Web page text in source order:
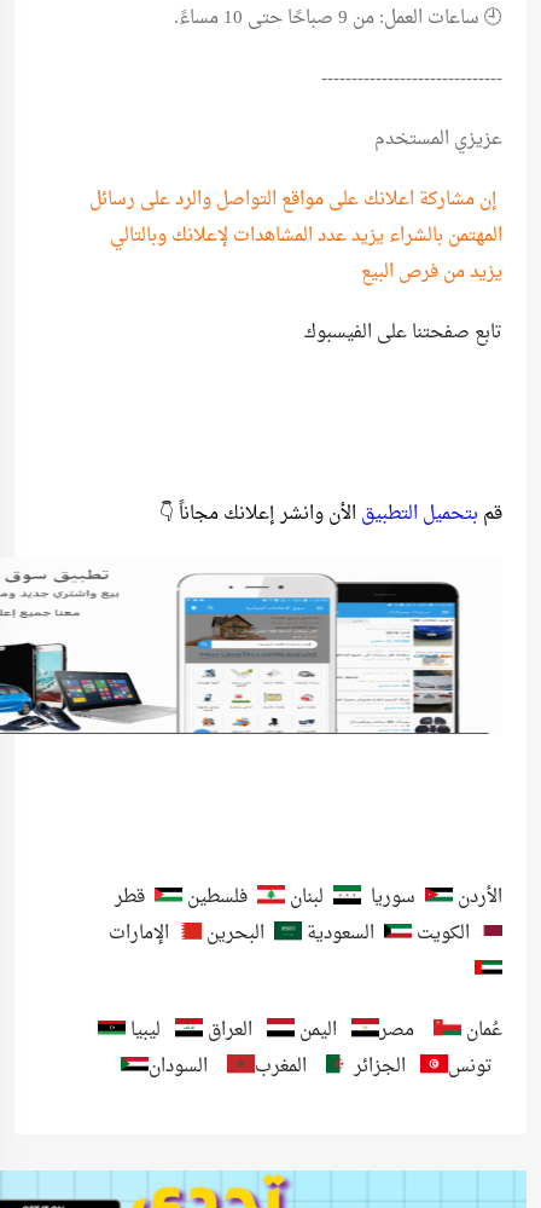
🕘 ساعات العمل: من 9 صباحًا حتى 10 مساءً.
------------------------------
عزيزي المستخدم
إن مشاركة اعلانك على مواقع التواصل والرد على رسائل
المهتمن بالشراء يزيد عدد المشاهدات لإعلانك وبالتالي
يزيد من فرص البيع
تابع صفحتنا على الفيسبوك
قم بتحميل التطبيق الأن وانشر إعلانك مجاناً 👇
الأردن سوريا لبنان فلسطين
قطر
الكويت
السعودية البحرين الإمارات
عُمان مصر اليمن العراق
ليبيا
تونس
الجزائر المغرب السودان